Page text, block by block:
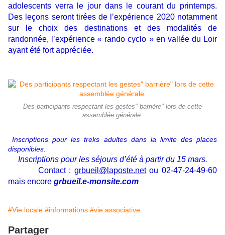
adolescents verra le jour dans le courant du printemps.
Des leçons seront tirées de l’expérience 2020 notamment
sur le choix des destinations et des modalités de
randonnée, l’expérience « rando cyclo » en vallée du Loir
ayant été fort appréciée.
Des participants respectant les gestes" barrière" lors de cette
assemblée générale.
Inscriptions pour les treks adultes dans la limite des places
disponibles.
Inscriptions pour les séjours d’été à partir du 15 mars.
Contact : grbueil@laposte.netou 02-47-24-49-60
mais encore grbueil.e-monsite.com
#Vie locale #informations #vie associative
Partager